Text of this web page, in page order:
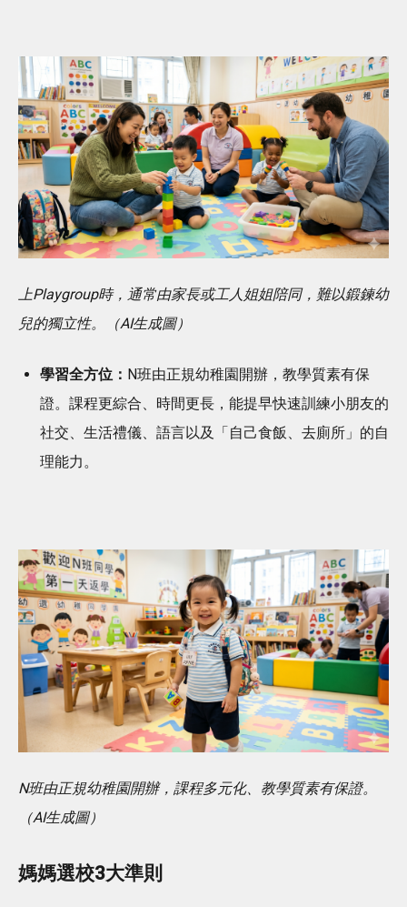
上Playgroup時，通常由家長或工人姐姐陪同，難以鍛鍊幼
兒的獨立性。（AI生成圖）
學習全方位： N班由正規幼稚園開辦，教學質素有保
證。課程更綜合、時間更長，能提早快速訓練小朋友的
社交、生活禮儀、語言以及「自己食飯、去廁所」的自
理能力。
N班由正規幼稚園開辦，課程多元化、教學質素有保證。
（AI生成圖）
媽媽選校3大準則